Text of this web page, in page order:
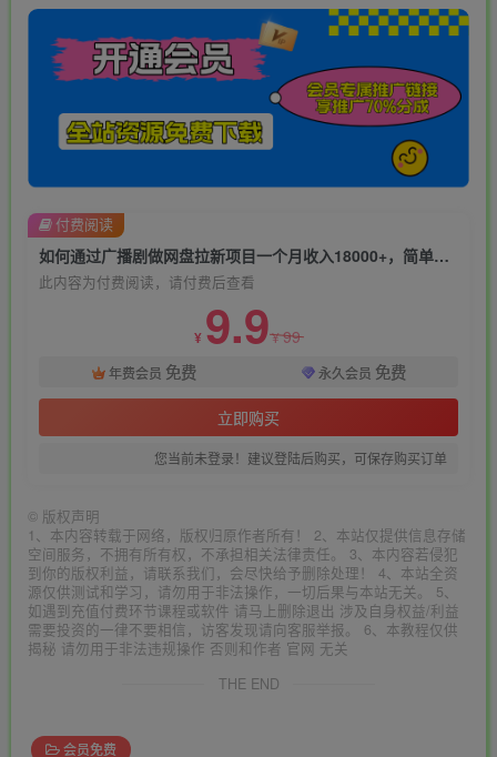
如何通过广播剧做网盘拉新项目一个月收入18000+，简单粗暴，新玩法曝光【揭秘】
此内容为付费阅读，请付费后查看
¥ 9.9¥99
年费会员 免费 永久会员 免费
立即购买
您当前未登录！建议登陆后购买，可保存购买订单
付费阅读
© 版权声明
1、本内容转载于网络，版权归原作者所有！ 2、本站仅提供信息存储
空间服务，不拥有所有权，不承担相关法律责任。 3、本内容若侵犯
到你的版权利益，请联系我们，会尽快给予删除处理！ 4、本站全资
源仅供测试和学习，请勿用于非法操作，一切后果与本站无关。 5、
如遇到充值付费环节课程或软件 请马上删除退出 涉及自身权益/利益
需要投资的一律不要相信，访客发现请向客服举报。 6、本教程仅供
揭秘 请勿用于非法违规操作 否则和作者 官网 无关
THE END
会员免费